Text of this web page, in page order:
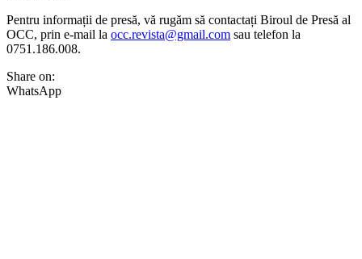
Pentru informații de presă, vă rugăm să contactați Biroul de Presă al
OCC, prin e-mail la occ.revista@gmail.com sau telefon la
0751.186.008.
Share on:
WhatsApp